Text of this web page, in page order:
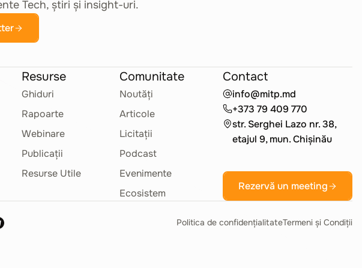
Tech, știri și insight-uri.
Resurse
Ghiduri
Rapoarte
Webinare
Publicații
Resurse Utile
Comunitate
Noutăți
Articole
Licitații
Podcast
Evenimente
Ecosistem
Contact
info@mitp.md
+373 79 409 770
str. Serghei Lazo nr. 38,
etajul 9, mun. Chișinău
Rezervă un meeting
Politica de confidențialitateTermeni și Condiții